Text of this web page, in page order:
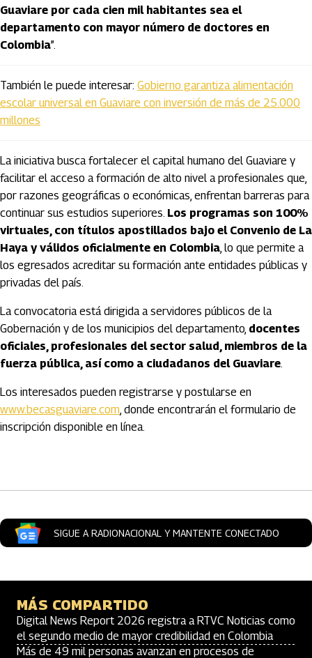
Guaviare por cada cien mil habitantes sea el
departamento con mayor número de doctores en
Colombia”.
También le puede interesar: Gobierno garantiza alimentación
escolar universal en Guaviare con inversión de más de 25.000
millones
La iniciativa busca fortalecer el capital humano del Guaviare y
facilitar el acceso a formación de alto nivel a profesionales que,
por razones geográficas o económicas, enfrentan barreras para
continuar sus estudios superiores. Los programas son 100%
virtuales, con títulos apostillados bajo el Convenio de La
Haya y válidos oficialmente en Colombia, lo que permite a
los egresados acreditar su formación ante entidades públicas y
privadas del país.
La convocatoria está dirigida a servidores públicos de la
Gobernación y de los municipios del departamento, docentes
oficiales, profesionales del sector salud, miembros de la
fuerza pública, así como a ciudadanos del Guaviare.
Los interesados pueden registrarse y postularse en
www.becasguaviare.com, donde encontrarán el formulario de
inscripción disponible en línea.
SIGUE A RADIONACIONAL Y MANTENTE CONECTADO
MÁS COMPARTIDO
Digital News Report 2026 registra a RTVC Noticias como
el segundo medio de mayor credibilidad en Colombia
Más de 49 mil personas avanzan en procesos de